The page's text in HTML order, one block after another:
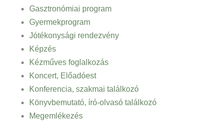
Gasztronómiai program
Gyermekprogram
Jótékonysági rendezvény
Képzés
Kézműves foglalkozás
Koncert, Előadóest
Konferencia, szakmai találkozó
Könyvbemutató, író-olvasó találkozó
Megemlékezés